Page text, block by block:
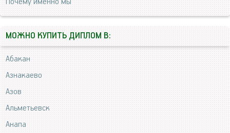
МОЖНО КУПИТЬ ДИПЛОМ В:
Абакан
Азнакаево
Азов
Альметьевск
Анапа